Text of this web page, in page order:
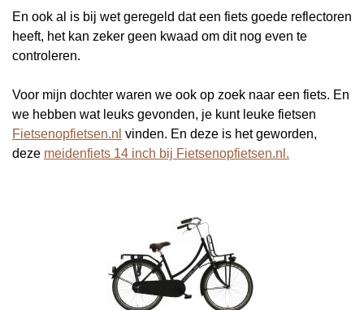
En ook al is bij wet geregeld dat een fiets goede reflectoren
heeft, het kan zeker geen kwaad om dit nog even te
controleren.
Voor mijn dochter waren we ook op zoek naar een fiets. En
we hebben wat leuks gevonden, je kunt leuke fietsen
Fietsenopfietsen.nl vinden. En deze is het geworden,
deze meidenfiets 14 inch bij Fietsenopfietsen.nl.